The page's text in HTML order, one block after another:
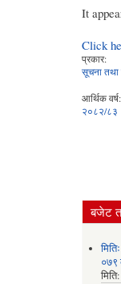
It
Click
प्रकार:
सूचना तथा
आर्थिक वर्ष:
२०८२/८३
बजेट
०७९
मिति: